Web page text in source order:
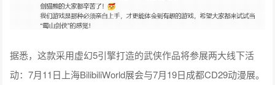
据悉，这款采用虚幻5引擎打造的武侠作品将参展两大线下活
动：7月11日上海BilibiliWorld展会与7月19日成都CD29动漫展。